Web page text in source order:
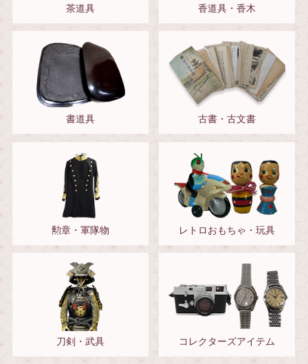
茶道具 香道具・香木
書道具 古書・古文書
勲章・軍隊物 レトロおもちゃ・玩具
刀剣・武具 コレクターズアイテム